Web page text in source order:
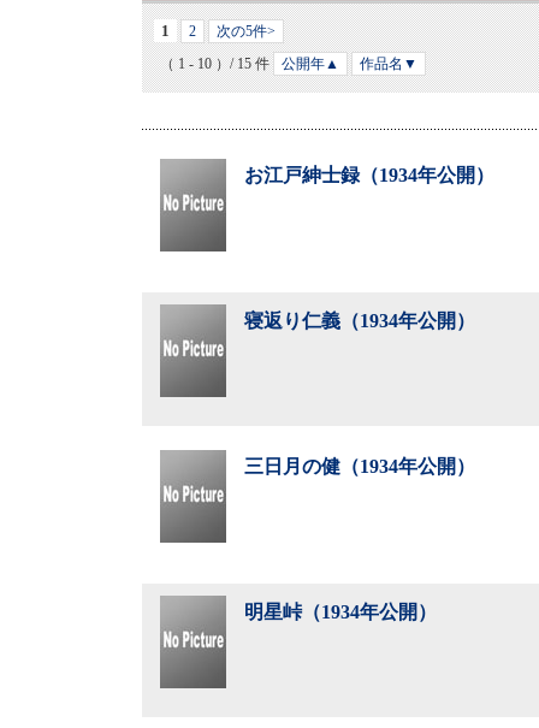
1 2
次の5件>
（ 1 - 10 ）/ 15 件
公開年▲ 作品名▼
お江戸紳士録（1934年公開）
寝返り仁義（1934年公開）
三日月の健（1934年公開）
明星峠（1934年公開）